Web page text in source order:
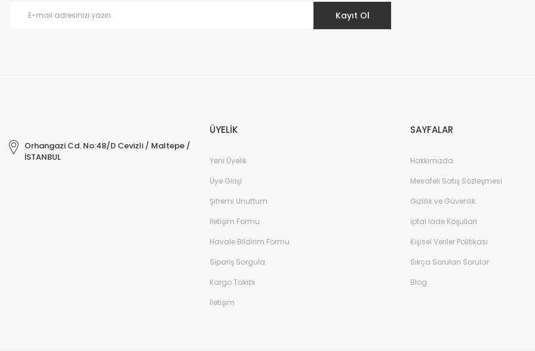
Kayıt Ol
Orhangazi Cd. No:48/D Cevizli / Maltepe /
İSTANBUL
ÜYELİK
Yeni Üyelik
Üye Girişi
Şifremi Unuttum
İletişim Formu
Havale Bildirim Formu
Sipariş Sorgula
Kargo Takibi
İletişim
SAYFALAR
Hakkımızda
Mesafeli Satış Sözleşmesi
Gizlilik ve Güvenlik
İptal İade Koşullari
Kişisel Veriler Politikası
Sıkça Sorulan Sorular
Blog